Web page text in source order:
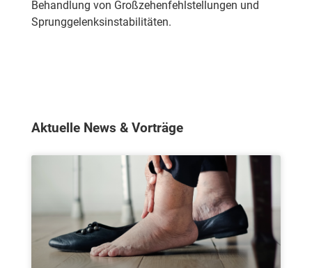
Behandlung von Großzehenfehlstellungen und
Sprunggelenksinstabilitäten.
Aktuelle News & Vorträge